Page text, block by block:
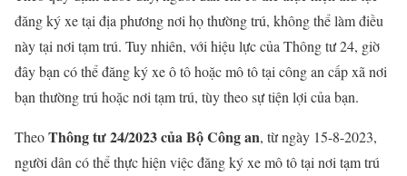
đăng ký xe tại địa phương nơi họ thường trú, không thể làm điều
này tại nơi tạm trú. Tuy nhiên, với hiệu lực của Thông tư 24, giờ
đây bạn có thể đăng ký xe ô tô hoặc mô tô tại công an cấp xã nơi
bạn thường trú hoặc nơi tạm trú, tùy theo sự tiện lợi của bạn.
TheoThông tư 24/2023 của Bộ Công an, từ ngày 15-8-2023,
người dân có thể thực hiện việc đăng ký xe mô tô tại nơi tạm trú